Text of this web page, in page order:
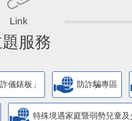
服務
儀錶板」 防詐騙專區
特殊境遇家庭暨弱勢兒童